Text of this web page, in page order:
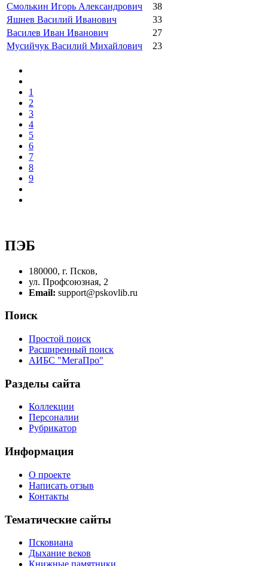
Смолькин Игорь Александрович
38
Яшнев Василий Иванович
33
Василев Иван Иванович
27
Мусийчук Василий Михайлович
23
1
2
3
4
5
6
7
8
9
ПЭБ
180000, г. Псков,
ул. Профсоюзная, 2
Email: support@pskovlib.ru
Поиск
Простой поиск
Расширенный поиск
АИБС "МегаПро"
Разделы сайта
Коллекции
Персоналии
Рубрикатор
Информация
О проекте
Написать отзыв
Контакты
Тематические сайты
Псковиана
Дыхание веков